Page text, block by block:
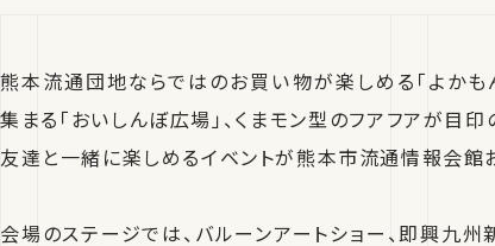
熊本流通団地ならではのお買い物が楽しめる「よかも
集まる「おいしんぼ広場」、くまモン型のフアフアが目印
友達と一緒に楽しめるイベントが熊本市流通情報会館
会場のステージでは、バルーンアートショー、即興九